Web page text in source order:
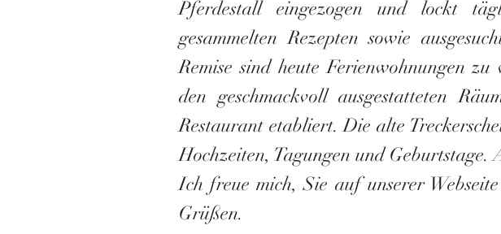
Pferdestall eingezogen und lockt
gesammelten Rezepten sowie
Remise sind heute Ferienwohnungen
den geschmackvoll ausgestatteten
Restaurant etabliert. Die alte
Hochzeiten, Tagungen und Geburtstage.
Ich freue mich, Sie auf unserer
Grüßen.